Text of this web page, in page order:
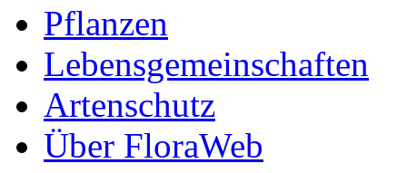
Pflanzen
Lebensgemeinschaften
Artenschutz
Über FloraWeb